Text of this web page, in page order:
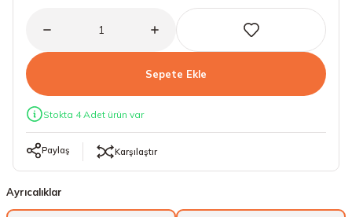
23 Lastikler
24 Lastikler
Sepete Ekle
Stokta 4 Adet ürün var
Paylaş Karşılaştır
Ayrıcalıklar